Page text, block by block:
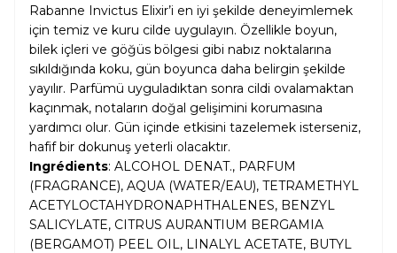
Rabanne Invictus Elixir’i en iyi şekilde deneyimlemek
için temiz ve kuru cilde uygulayın. Özellikle boyun,
bilek içleri ve göğüs bölgesi gibi nabız noktalarına
sıkıldığında koku, gün boyunca daha belirgin şekilde
yayılır. Parfümü uyguladıktan sonra cildi ovalamaktan
kaçınmak, notaların doğal gelişimini korumasına
yardımcı olur. Gün içinde etkisini tazelemek isterseniz,
hafif bir dokunuş yeterli olacaktır.
Ingrédients: ALCOHOL DENAT., PARFUM
(FRAGRANCE), AQUA (WATER/EAU), TETRAMETHYL
ACETYLOCTAHYDRONAPHTHALENES, BENZYL
SALICYLATE, CITRUS AURANTIUM BERGAMIA
(BERGAMOT) PEEL OIL, LINALYL ACETATE, BUTYL